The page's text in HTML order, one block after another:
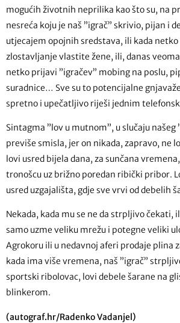
mogućih životnih neprilika kao što su, na
nesreća koju je naš ”igrač” skrivio, pijan i
utjecajem opojnih sredstava, ili kada
zlostavljanje vlastite žene, ili, danas
netko prijavi ”igračev” mobing na poslu,
suradnice… Sve su to potencijalne
spretno i upečatljivo riješi jednim
Sintagma ”lov u mutnom”, u slučaju našeg
previše smisla, jer on nikada, zapravo, ne
lovi usred bijela dana, za sunčana
tronošcu uz brižno poredan ribički pribor.
usred uzgajališta, gdje sve vrvi od debelih
Nekada, kada mu se ne da strpljivo čekati,
samo uzme veliku mrežu i potegne veliki
Agrokoru ili u nedavnoj aferi prodaje plina
kada ima više vremena, naš ”igrač”
sportski ribolovac, lovi debele šarane na
blinkerom.
(autograf.hr/Radenko Vadanjel)